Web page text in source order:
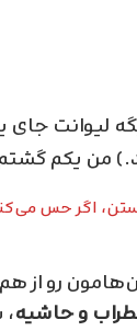
لیوانت جای
یکم گشتم
اگر حس
رو از هم
و حاشیه